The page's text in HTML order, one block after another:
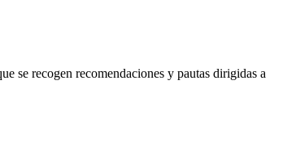
se recogen recomendaciones y pautas dirigidas a